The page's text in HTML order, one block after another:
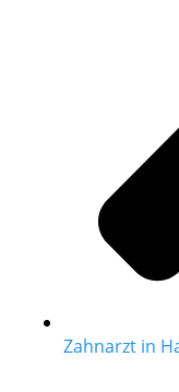
Zahnarzt in